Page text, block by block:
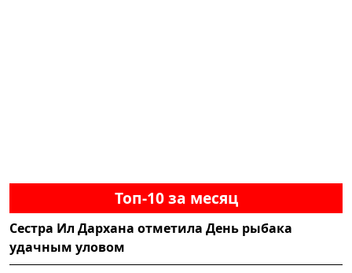
Топ-10 за месяц
Сестра Ил Дархана отметила День рыбака
удачным уловом